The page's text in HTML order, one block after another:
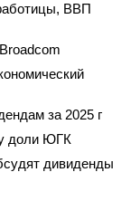
ВВП
за 2025 г
доли ЮГК
дивиденды